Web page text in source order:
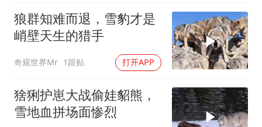
夯实基础开新局
狼群知难而退，雪豹才是
峭壁天生的猎手
奇观世界Mr 1跟贴 打开APP
猞猁护崽大战偷娃貂熊，
雪地血拼场面惨烈